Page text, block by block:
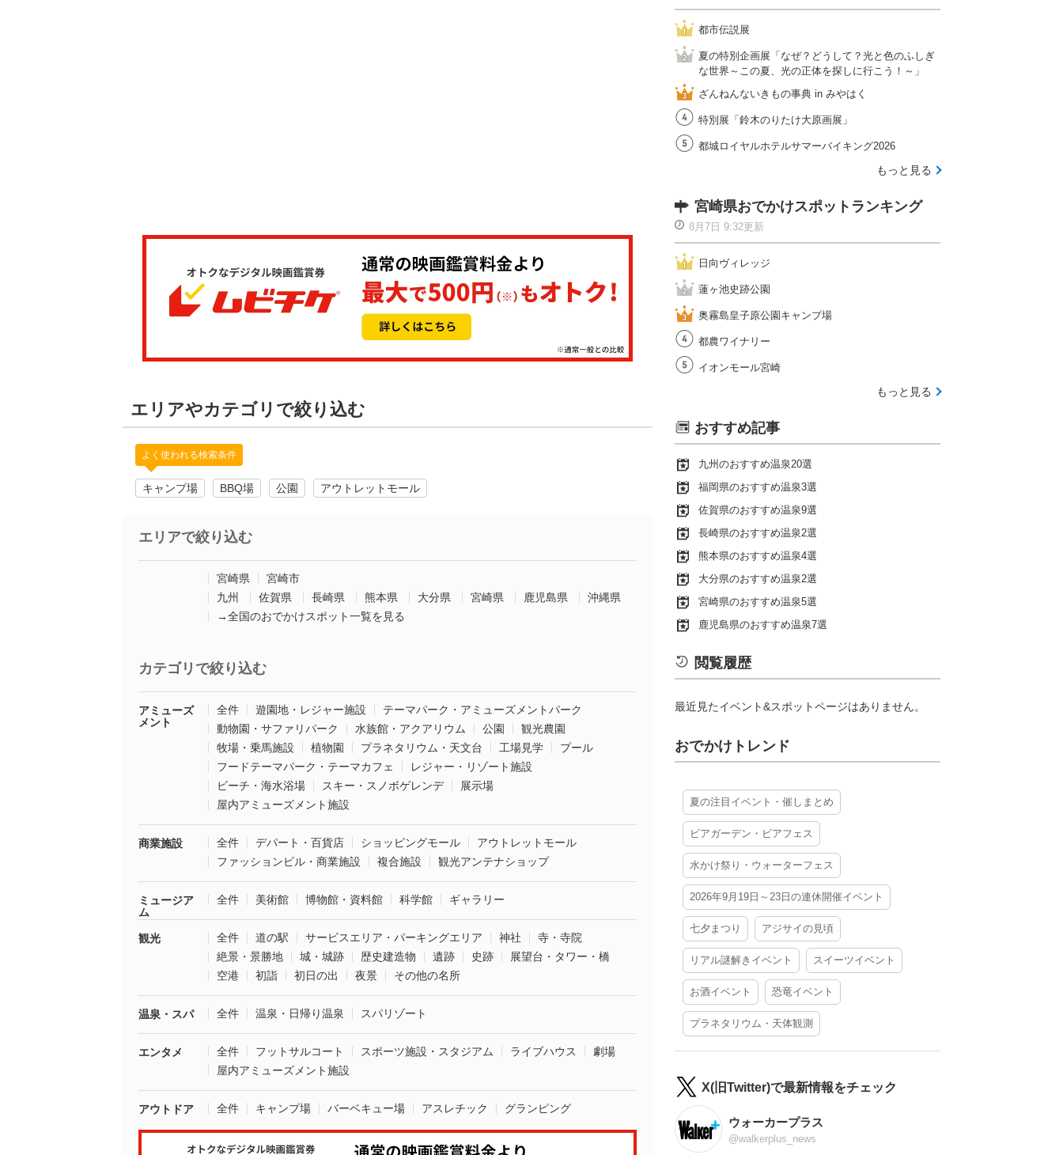
エリアやカテゴリで絞り込む
よく使われる検索条件
キャンプ場 BBQ場 公園 アウトレットモール
エリアで絞り込む
宮崎県
宮崎市
九州
佐賀県 長崎県 熊本県 大分県 宮崎県 鹿児島県
沖縄県
→全国のおでかけスポット一覧を見る
カテゴリで絞り込む
アミューズ
メント
全件 遊園地・レジャー施設
テーマパーク・アミューズメントパーク
動物園・サファリパーク
水族館・アクアリウム 公園
観光農園
牧場・乗馬施設
植物園 プラネタリウム・天文台 工場見学
プール
フードテーマパーク・テーマカフェ
レジャー・リゾート施設
ビーチ・海水浴場
スキー・スノボゲレンデ
展示場
屋内アミューズメント施設
商業施設 全件 デパート・百貨店 ショッピングモール
アウトレットモール
ファッションビル・商業施設
複合施設 観光アンテナショップ
ミュージア
ム
全件 美術館 博物館・資料館 科学館 ギャラリー
観光 全件 道の駅 サービスエリア・パーキングエリア 神社
寺・寺院
絶景・景勝地
城・城跡 歴史建造物 遺跡 史跡
展望台・タワー・橋
空港
初詣 初日の出 夜景 その他の名所
温泉・スパ 全件 温泉・日帰り温泉 スパリゾート
エンタメ 全件 フットサルコート スポーツ施設・スタジアム ライブハウス
劇場
屋内アミューズメント施設
アウトドア 全件 キャンプ場 バーベキュー場 アスレチック グランピング
都市伝説展
夏の特別企画展「なぜ？どうして？光と色のふしぎ
な世界～この夏、光の正体を探しに行こう！～」
ざんねんないきもの事典 in みやはく
特別展「鈴木のりたけ大原画展」
都城ロイヤルホテルサマーバイキング2026
もっと見る
宮崎県おでかけスポットランキング
8月7日 9:32更新
日向ヴィレッジ
蓮ヶ池史跡公園
奥霧島皇子原公園キャンプ場
都農ワイナリー
イオンモール宮崎
もっと見る
おすすめ記事
九州のおすすめ温泉20選
福岡県のおすすめ温泉3選
佐賀県のおすすめ温泉9選
長崎県のおすすめ温泉2選
熊本県のおすすめ温泉4選
大分県のおすすめ温泉2選
宮崎県のおすすめ温泉5選
鹿児島県のおすすめ温泉7選
閲覧履歴
最近見たイベント&スポットページはありません。
おでかけトレンド
夏の注目イベント・催しまとめ
ビアガーデン・ビアフェス
水かけ祭り・ウォーターフェス
2026年9月19日～23日の連休開催イベント
七夕まつり アジサイの見頃
リアル謎解きイベント スイーツイベント
お酒イベント 恐竜イベント
プラネタリウム・天体観測
X(旧Twitter)で最新情報をチェック
ウォーカープラス
@walkerplus_news